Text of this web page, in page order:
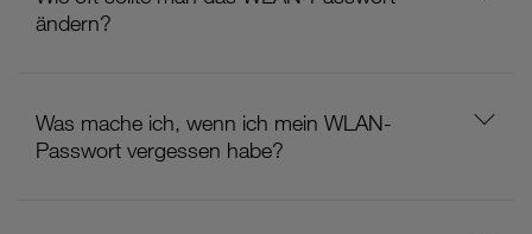
ändern?
Was mache ich, wenn ich mein WLAN-
Passwort vergessen habe?